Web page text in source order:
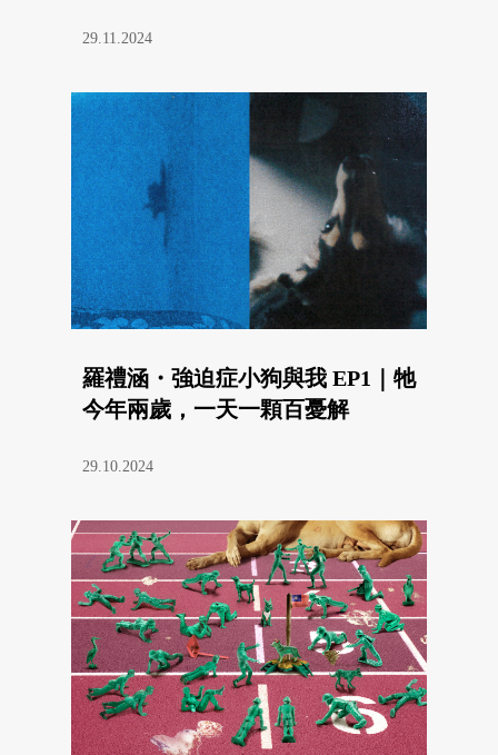
29.11.2024
羅禮涵・強迫症小狗與我 EP1｜牠
今年兩歲，一天一顆百憂解
29.10.2024